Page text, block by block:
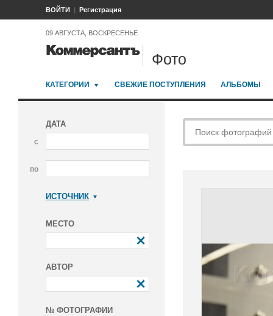
ВОЙТИ Регистрация
09 АВГУСТА, ВОСКРЕСЕНЬЕ
Фото
КАТЕГОРИИ СВЕЖИЕ ПОСТУПЛЕНИЯ АЛЬБОМЫ
ДАТА
с
по
ИСТОЧНИК
МЕСТО
АВТОР
№ ФОТОГРАФИИ